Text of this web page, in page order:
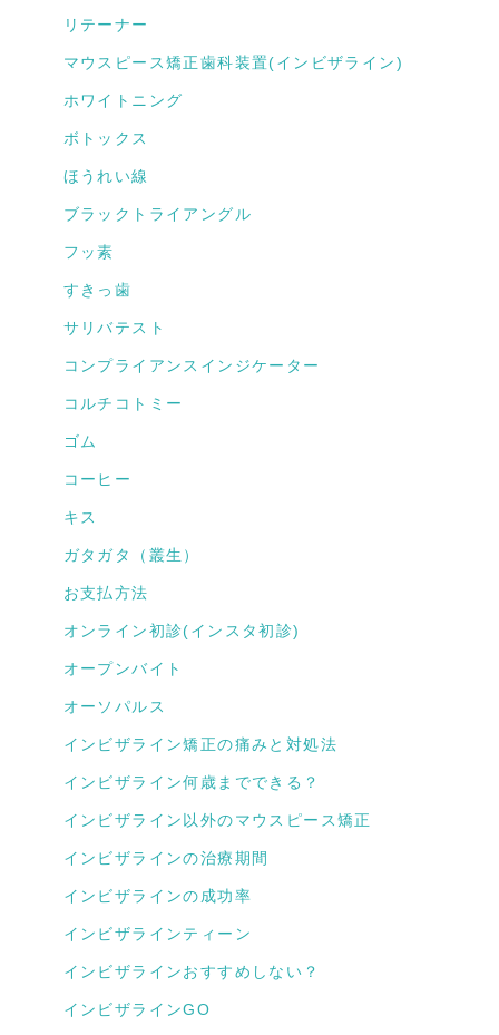
リテーナー
マウスピース矯正歯科装置(インビザライン)
ホワイトニング
ボトックス
ほうれい線
ブラックトライアングル
フッ素
すきっ歯
サリバテスト
コンプライアンスインジケーター
コルチコトミー
ゴム
コーヒー
キス
ガタガタ（叢生）
お支払方法
オンライン初診(インスタ初診)
オープンバイト
オーソパルス
インビザライン矯正の痛みと対処法
インビザライン何歳までできる？
インビザライン以外のマウスピース矯正
インビザラインの治療期間
インビザラインの成功率
インビザラインティーン
インビザラインおすすめしない？
インビザラインGO